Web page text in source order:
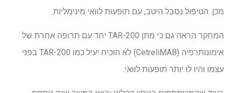
מכן. הטיפול נסבל היטב, עם תופעות לוואי מינימליות.
המחקר הראה גם כי מתן TAR-200 יחד עם תרופה אחרת של
אימונותרפיה (CetreliMAB) לא הוכיח יעיל כמו TAR-200 בפני
עצמו והיו לו יותר תופעות לוואי.